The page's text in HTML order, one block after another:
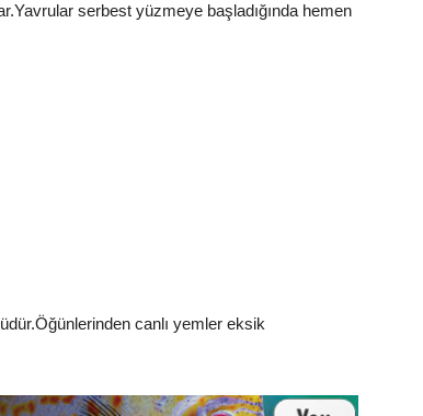
serbest yüzmeye başladığında hemen
canlı yemler eksik